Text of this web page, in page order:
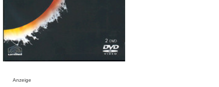
Anzeige